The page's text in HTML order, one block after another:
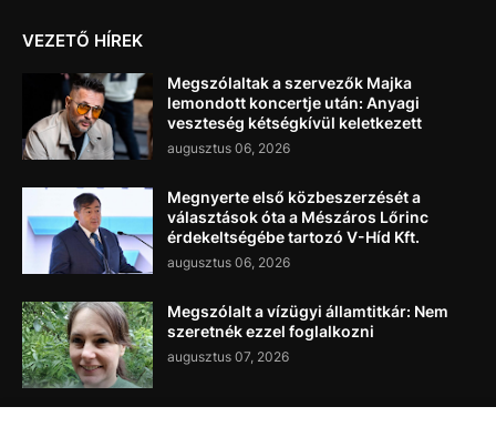
VEZETŐ HÍREK
Megszólaltak a szervezők Majka
lemondott koncertje után: Anyagi
veszteség kétségkívül keletkezett
augusztus 06, 2026
Megnyerte első közbeszerzését a
választások óta a Mészáros Lőrinc
érdekeltségébe tartozó V-Híd Kft.
augusztus 06, 2026
Megszólalt a vízügyi államtitkár: Nem
szeretnék ezzel foglalkozni
augusztus 07, 2026